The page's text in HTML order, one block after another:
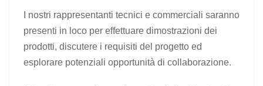
I nostri rappresentanti tecnici e commerciali saranno
presenti in loco per effettuare dimostrazioni dei
prodotti, discutere i requisiti del progetto ed
esplorare potenziali opportunità di collaborazione.